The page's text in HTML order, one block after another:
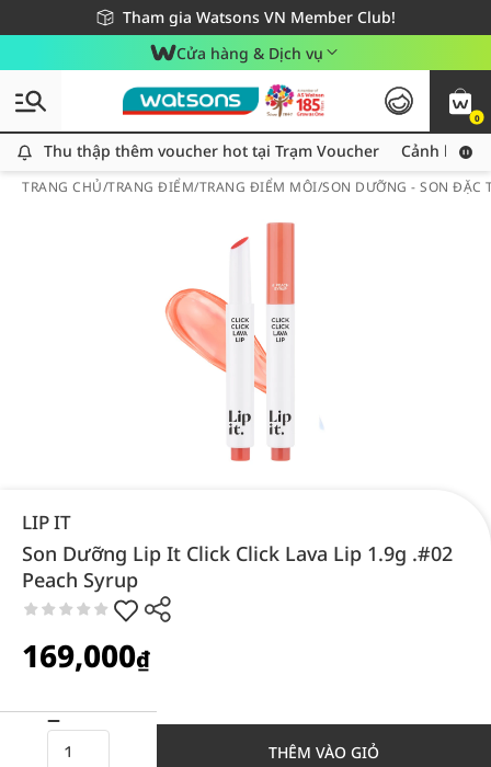
Tham gia Watsons VN Member Club!
Miễn phí giao hàng cho đơn hàng từ 249,000Đ
Giao hàng nhanh 24h - Áp dụng khu vực TP. Hồ Chí Minh
Cửa hàng & Dịch vụ
0
Thu thập thêm voucher hot tại Trạm Voucher
Thu thập thêm voucher hot tại Trạm Voucher Cảnh báo
TRANG CHỦ/TRANG ĐIỂM/TRANG ĐIỂM MÔI/SON DƯỠNG - SON ĐẶC
LIP IT
Son Dưỡng Lip It Click Click Lava Lip 1.9g .#02
Peach Syrup
169,000₫
THÊM VÀO GIỎ